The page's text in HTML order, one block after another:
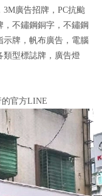
廣告招牌，PC抗颱
不鏽鋼銅字，不鏽鋼
示牌，帆布廣告，電腦
類型標誌牌，廣告燈
的官方LINE